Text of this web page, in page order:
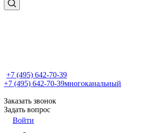
+7 (495) 642-70-39
+7 (495) 642-70-39многоканальный
Заказать звонок
Задать вопрос
Войти